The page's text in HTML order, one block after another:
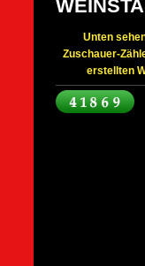
Unten
Zuschauer-
erstellten